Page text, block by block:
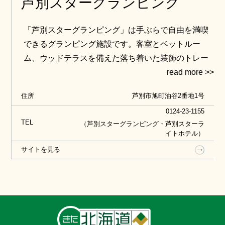
「芦別スターグランピング」は手ぶらで自由を満喫
できるグランピング施設です。客室とベットルー
ム、ウッドテラスを備えた落ち着いた装飾のトレー
ラーハウス。各客室には１台ずつ天体望遠鏡を完備
火や薪割り体験、ピザつくり体験など、アクティビ
ティも豊富。食事は道産食材をメインとしたグラン
ピングディナーとモーニングを提供します。客室か
ら歩いて１分のおふろcafé星遊館が滞在中利用可能
住所 芦別市旭町油谷2番地1号
TEL
0124-23-1155
（芦別スターグランピング・芦別スターラ
イトホテル）
サイトを見る